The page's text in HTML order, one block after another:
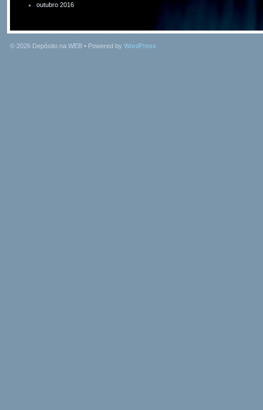
outubro 2016
© 2026 Depósito na WEB • Powered by WordPress